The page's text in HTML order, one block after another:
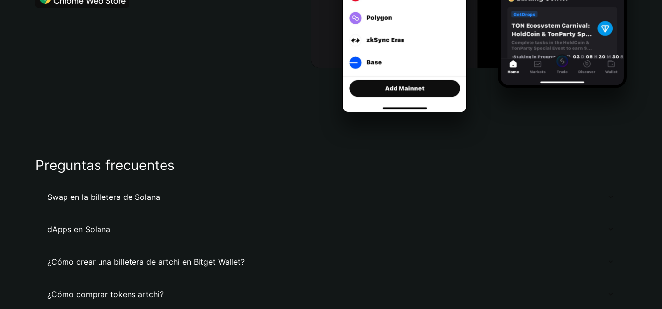
Preguntas frecuentes
Swap en la billetera de Solana
dApps en Solana
¿Cómo crear una billetera de artchi en Bitget Wallet?
¿Cómo comprar tokens artchi?